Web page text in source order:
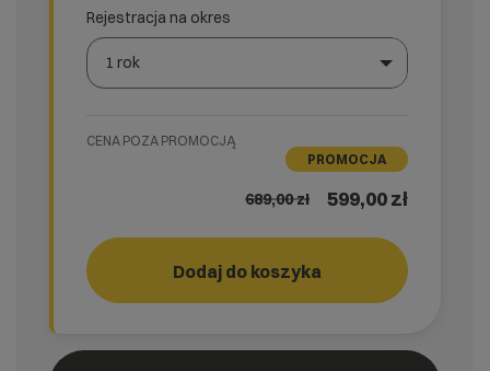
Rejestracja na okres
1 rok
CENA POZA PROMOCJĄ
PROMOCJA
689,00zł 599,00 zł
Dodaj do koszyka GO!